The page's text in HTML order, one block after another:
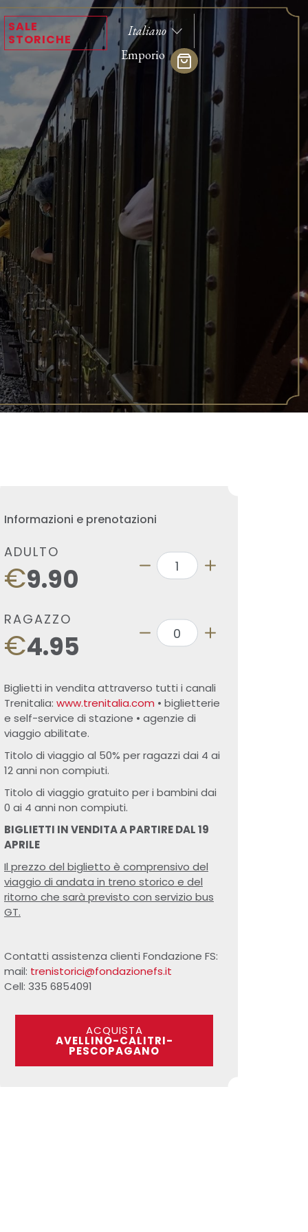
SALE
STORICHE
Emporio
Informazioni e prenotazioni
ADULTO
€9.90
RAGAZZO
€4.95
Biglietti in vendita attraverso tutti i canali
Trenitalia: www.trenitalia.com • biglietterie
e self-service di stazione • agenzie di
viaggio abilitate.
Titolo di viaggio al 50% per ragazzi dai 4 ai
12 anni non compiuti.
Titolo di viaggio gratuito per i bambini dai
0 ai 4 anni non compiuti.
BIGLIETTI IN VENDITA A PARTIRE DAL 19
APRILE
Il prezzo del biglietto è comprensivo del
viaggio di andata in treno storico e del
ritorno che sarà previsto con servizio bus
GT.
Contatti assistenza clienti Fondazione FS:
mail: trenistorici@fondazionefs.it
Cell: 335 6854091
ACQUISTA
AVELLINO-CALITRI-
PESCOPAGANO